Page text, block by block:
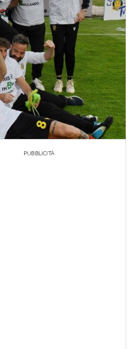
PUBBLICITÀ